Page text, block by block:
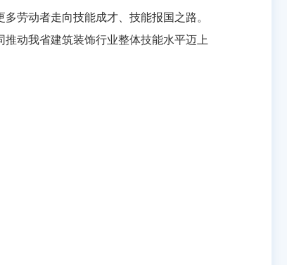
劳动者走向技能成才、技能报国之路。
动我省建筑装饰行业整体技能水平迈上